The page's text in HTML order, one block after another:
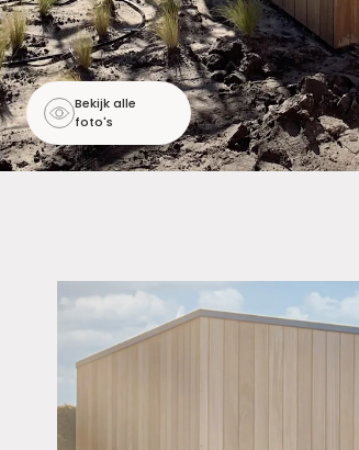
Bekijk alle
foto's